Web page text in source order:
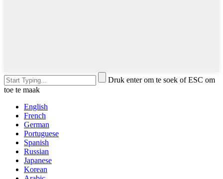
Druk enter om te soek of ESC om
toe te maak
English
French
German
Portuguese
Spanish
Russian
Japanese
Korean